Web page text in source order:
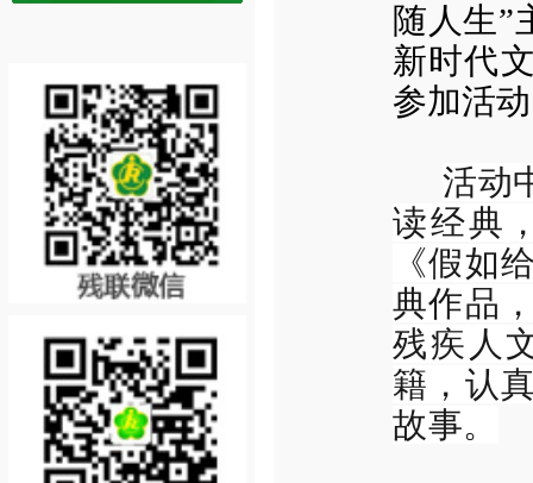
随人生”
新时代
参加活
活动
读经典
《假如
典作品
残疾人
籍，认
故事。